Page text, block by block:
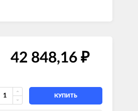
42 848,16 ₽
КУПИТЬ